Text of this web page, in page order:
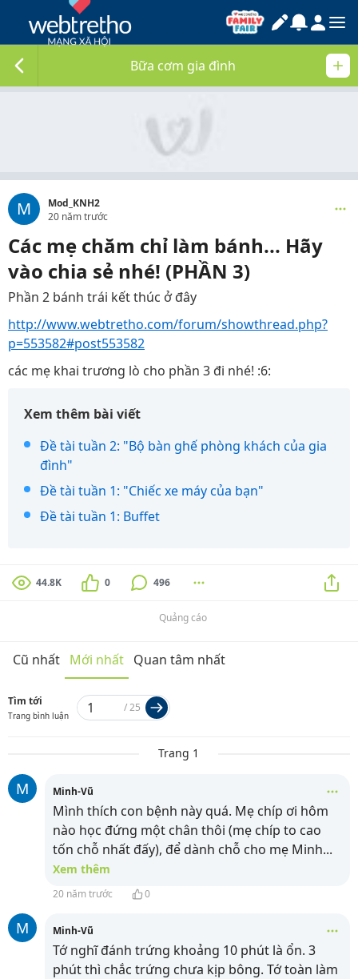
Bữa cơm gia đình
M
Mod_KNH2
20 năm trước
Các mẹ chăm chỉ làm bánh... Hãy
vào chia sẻ nhé! (PHẦN 3)
Phần 2 bánh trái kết thúc ở đây
http://www.webtretho.com/forum/showthread.php?
p=553582#post553582
các mẹ khai trương lò cho phần 3 đi nhé! :6:
Xem thêm bài viết
Đề tài tuần 2: "Bộ bàn ghế phòng khách của gia
đình"
Đề tài tuần 1: "Chiếc xe máy của bạn"
Đề tài tuần 1: Buffet
44.8K 0 496
Quảng cáo
Cũ nhất Mới nhất Quan tâm nhất
Tìm tới
Trang bình luận
/25
Trang 1
M Minh-Vũ
Mình thích con bệnh này quá. Mẹ chíp ơi hôm
nào học đứng một chân thôi (mẹ chíp to cao
tốn chỗ nhất đấy), để dành chỗ cho mẹ Minh...
Xem thêm
20 năm trước 0
M Minh-Vũ
Tớ nghĩ đánh trứng khoảng 10 phút là ổn. 3
phút thì chắc trứng chưa kịp bông. Tớ toàn làm